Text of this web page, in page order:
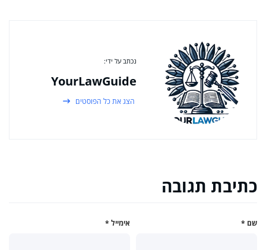
נכתב על ידי:
YourLawGuide
הצג את כל הפוסטים
כתיבת תגובה
שם * אימייל *